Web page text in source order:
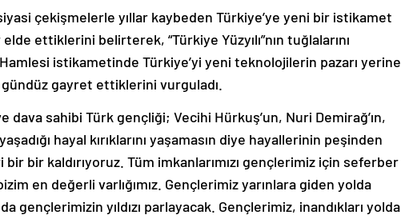
çekişmelerle yıllar kaybeden Türkiye’ye yeni bir istikamet
ettiklerini belirterek, “Türkiye Yüzyılı”nın tuğlalarını
istikametinde Türkiye’yi yeni teknolojilerin pazarı yerine
gayret ettiklerini vurguladı.
dava sahibi Türk gençliği; Vecihi Hürkuş’un, Nuri Demirağ’ın,
hayal kırıklarını yaşamasın diye hayallerinin peşinden
bir kaldırıyoruz. Tüm imkanlarımızı gençlerimiz için seferber
en değerli varlığımız. Gençlerimiz yarınlara giden yolda
gençlerimizin yıldızı parlayacak. Gençlerimiz, inandıkları yolda